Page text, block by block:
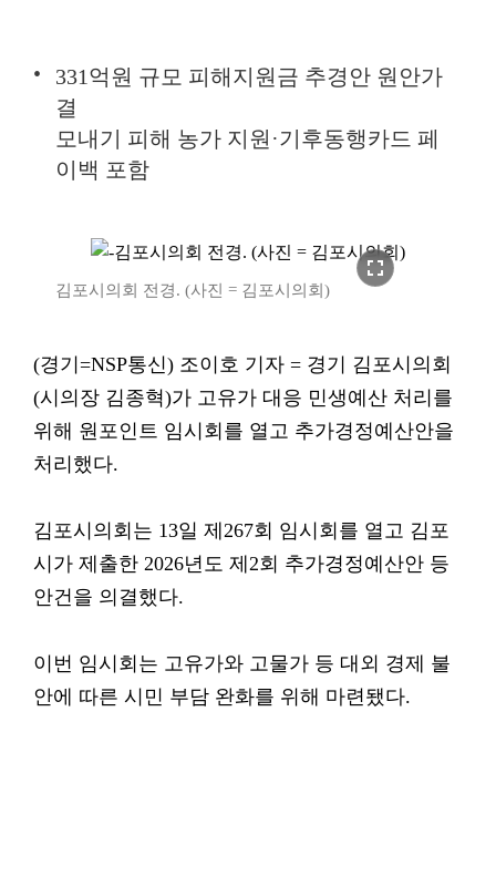
331억원 규모 피해지원금 추경안 원안가
결
모내기 피해 농가 지원·기후동행카드 페
이백 포함
fullscreen
김포시의회 전경. (사진 = 김포시의회)
(경기=NSP통신) 조이호 기자 = 경기 김포시의회
(시의장 김종혁)가 고유가 대응 민생예산 처리를
위해 원포인트 임시회를 열고 추가경정예산안을
처리했다.
김포시의회는 13일 제267회 임시회를 열고 김포
시가 제출한 2026년도 제2회 추가경정예산안 등
안건을 의결했다.
이번 임시회는 고유가와 고물가 등 대외 경제 불
안에 따른 시민 부담 완화를 위해 마련됐다.